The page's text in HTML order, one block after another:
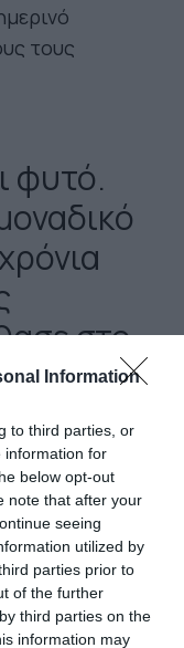
Information
to third parties, or
information for
below opt-out
note that after your
seeing
utilized by
parties prior to
of the further
third parties on the
information may
τους
φυτό.
στο
δρα Τζέιν
Δυτικής